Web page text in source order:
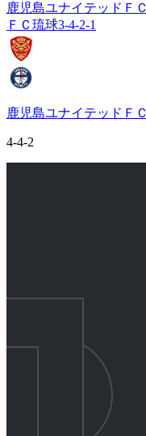
鹿児島ユナイテッドＦＣ
ＦＣ琉球3-4-2-1
鹿児島ユナイテッドＦＣ
4-4-2